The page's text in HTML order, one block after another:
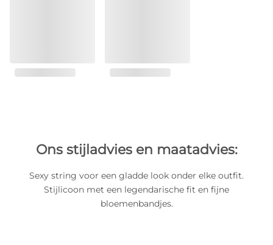
Ons stijladvies en maatadvies:
Sexy string voor een gladde look onder elke outfit.
Stijlicoon met een legendarische fit en fijne
bloemenbandjes.